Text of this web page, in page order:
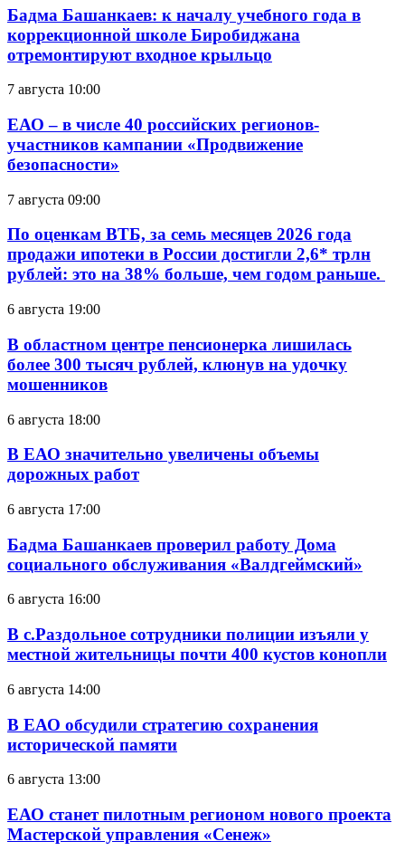
Бадма Башанкаев: к началу учебного года в
коррекционной школе Биробиджана
отремонтируют входное крыльцо
7 августа 10:00
ЕАО – в числе 40 российских регионов-
участников кампании «Продвижение
безопасности»
7 августа 09:00
По оценкам ВТБ, за семь месяцев 2026 года
продажи ипотеки в России достигли 2,6* трлн
рублей: это на 38% больше, чем годом раньше.
6 августа 19:00
В областном центре пенсионерка лишилась
более 300 тысяч рублей, клюнув на удочку
мошенников
6 августа 18:00
В ЕАО значительно увеличены объемы
дорожных работ
6 августа 17:00
Бадма Башанкаев проверил работу Дома
социального обслуживания «Валдгеймский»
6 августа 16:00
В с.Раздольное сотрудники полиции изъяли у
местной жительницы почти 400 кустов конопли
6 августа 14:00
В ЕАО обсудили стратегию сохранения
исторической памяти
6 августа 13:00
ЕАО станет пилотным регионом нового проекта
Мастерской управления «Сенеж»